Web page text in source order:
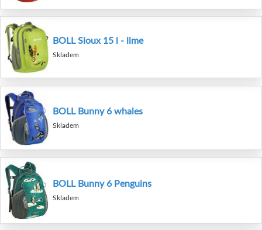
BOLL Sioux 15 l - lime
Skladem
BOLL Bunny 6 whales
Skladem
BOLL Bunny 6 Penguins
Skladem